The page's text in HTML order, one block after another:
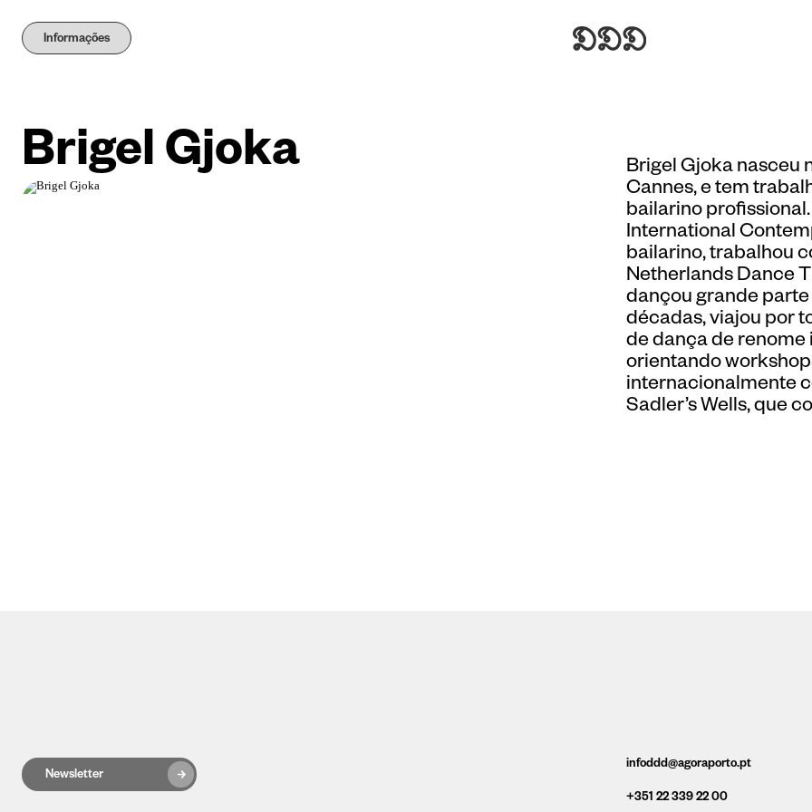
Informações
Brigel Gjoka
Brigel Gjoka nasceu
Cannes, e tem
bailarino
International
bailarino, trabalhou
Netherlands Dance
dançou grande
décadas, viajou por
de dança de
orientando
internacionalmente
Sadler’s Wells, que
Newsletter
infoddd@agoraporto.pt
+351 22 339 22 00